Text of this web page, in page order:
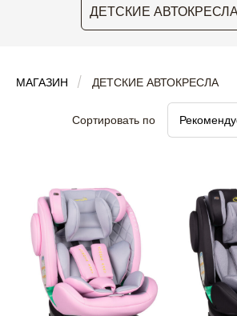
ДЕТСКИЕ
МАГАЗИН ДЕТСКИЕ АВТОКРЕСЛА
Сортировать по